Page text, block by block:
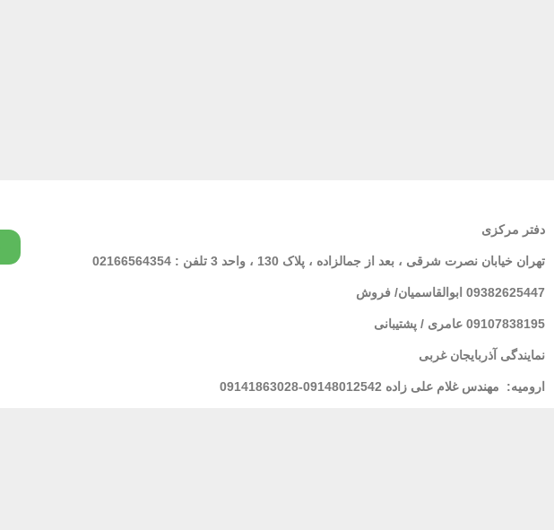
دفتر مرکزی
تهران خیابان نصرت شرقی ، بعد از جمالزاده ، پلاک 130 ، واحد 3 تلفن : 02166564354
09382625447 ابوالقاسمیان/ فروش
09107838195 عامری / پشتیبانی
نمایندگی آذربایجان غربی
ارومیه: مهندس غلام علی زاده 09148012542-09141863028